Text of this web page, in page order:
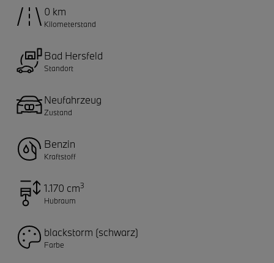
0 km
Kilometerstand
Bad Hersfeld
Standort
Neufahrzeug
Zustand
Benzin
Kraftstoff
1.170 cm3
Hubraum
blackstorm (schwarz)
Farbe